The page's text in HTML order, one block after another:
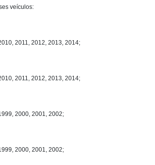
veículos:
2011, 2012, 2013, 2014;
2011, 2012, 2013, 2014;
2000, 2001, 2002;
2000, 2001, 2002;